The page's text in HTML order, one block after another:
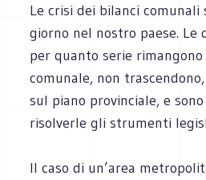
Le crisi dei bilanci comunali
giorno nel nostro paese. Le
per quanto serie
comunale, non
sul piano provinciale, e
risolverle gli strumenti
Il caso di un’area